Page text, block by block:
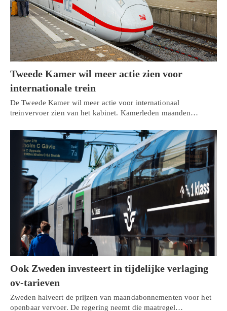
Tweede Kamer wil meer actie zien voor
internationale trein
De Tweede Kamer wil meer actie voor internationaal
treinvervoer zien van het kabinet. Kamerleden maanden…
Ook Zweden investeert in tijdelijke verlaging
ov-tarieven
Zweden halveert de prijzen van maandabonnementen voor het
openbaar vervoer. De regering neemt die maatregel…